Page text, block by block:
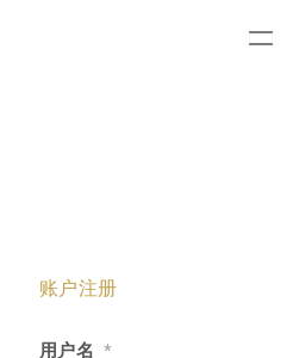
账户注册
用户名 *